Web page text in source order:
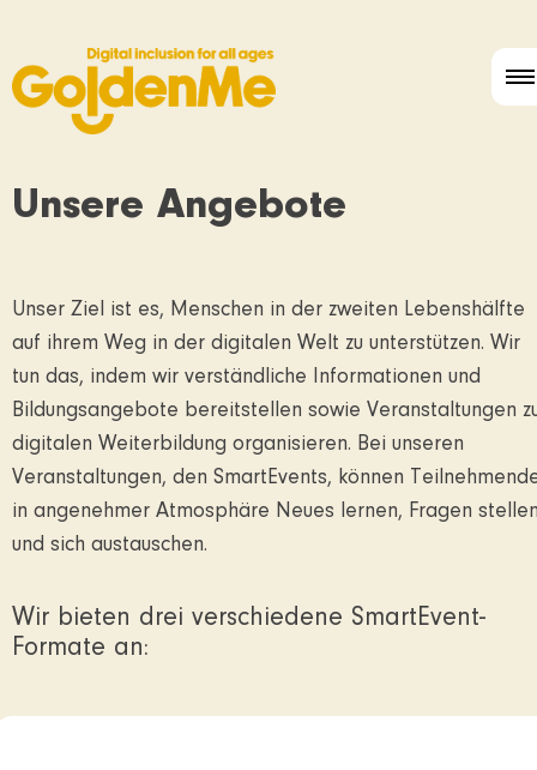
Unsere Angebote
Unser Ziel ist es, Menschen in der zweiten Lebenshälfte
auf ihrem Weg in der digitalen Welt zu unterstützen. Wir
tun das, indem wir verständliche Informationen und
Bildungsangebote bereitstellen sowie Veranstaltungen
digitalen Weiterbildung organisieren. Bei unseren
Veranstaltungen, den SmartEvents, können
in angenehmer Atmosphäre Neues lernen, Fragen
und sich austauschen.
Wir bieten drei verschiedene SmartEvent-
Formate an: